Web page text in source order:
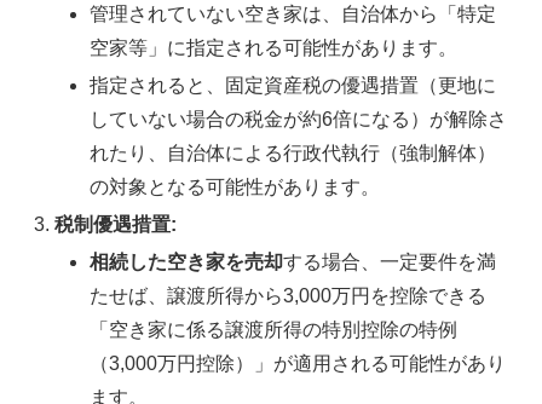
管理されていない空き家は、自治体から「特定
空家等」に指定される可能性があります。
指定されると、固定資産税の優遇措置（更地に
していない場合の税金が約6倍になる）が解除さ
れたり、自治体による行政代執行（強制解体）
の対象となる可能性があります。
税制優遇措置:
相続した空き家を売却する場合、一定要件を満
たせば、譲渡所得から3,000万円を控除できる
「空き家に係る譲渡所得の特別控除の特例
（3,000万円控除）」が適用される可能性があり
ます。